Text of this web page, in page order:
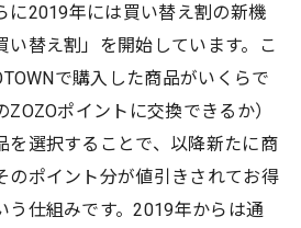
に2019年には買い替え割の新機
い替え割」を開始しています。こ
で購入した商品がいくらで
ポイントに交換できるか）
を選択することで、以降新たに商
のポイント分が値引きされてお得
う仕組みです。2019年からは通